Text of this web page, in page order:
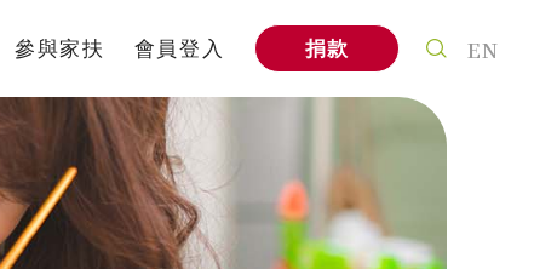
參與家扶
個人參與
社會企業
家扶教育館
會員登入 捐款 EN